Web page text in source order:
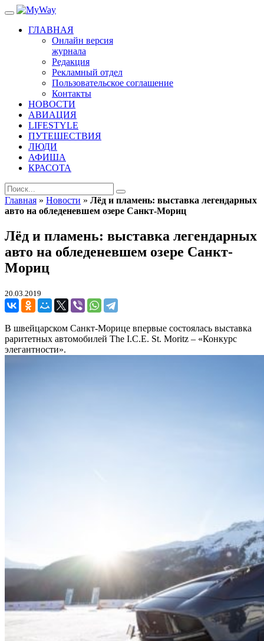
ГЛАВНАЯ
Онлайн версия
журнала
Редакция
Рекламный отдел
Пользовательское соглашение
Контакты
НОВОСТИ
АВИАЦИЯ
LIFESTYLE
ПУТЕШЕСТВИЯ
ЛЮДИ
АФИША
КРАСОТА
Главная » Новости » Лёд и пламень: выставка легендарных
авто на обледеневшем озере Санкт-Мориц
Лёд и пламень: выставка легендарных
авто на обледеневшем озере Санкт-
Мориц
20.03.2019
В швейцарском Санкт-Морице впервые состоялась выставка
раритетных автомобилей The I.C.E. St. Moritz – «Конкурс
элегантности».